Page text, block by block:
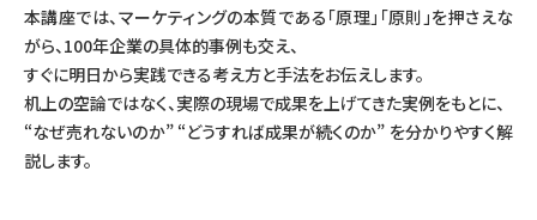
本講座では、マーケティングの本質である「原理」「原則」を押さえな
がら、100年企業の具体的事例も交え、
すぐに明日から実践できる考え方と手法をお伝えします。
机上の空論ではなく、実際の現場で成果を上げてきた実例をもとに、
“なぜ売れないのか” “どうすれば成果が続くのか” を分かりやすく解
説します。